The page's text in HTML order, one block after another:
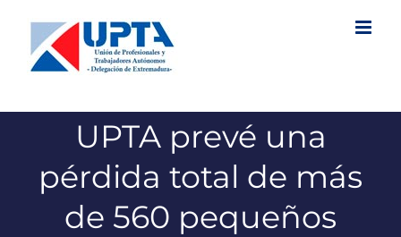
contenido
UPTA prevé una
pérdida total de más
de 560 pequeños